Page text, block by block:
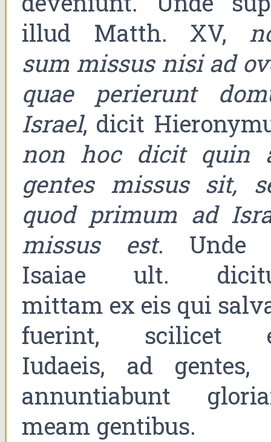
illud Matth. XV,
sum missus nisi ad
quae perierunt
Israel, dicit
non hoc dicit quin
gentes missus sit,
quod primum ad
missus est. Unde
Isaiae ult.
mittam ex eis qui
fuerint, scilicet
Iudaeis, ad gentes,
annuntiabunt
meam gentibus.